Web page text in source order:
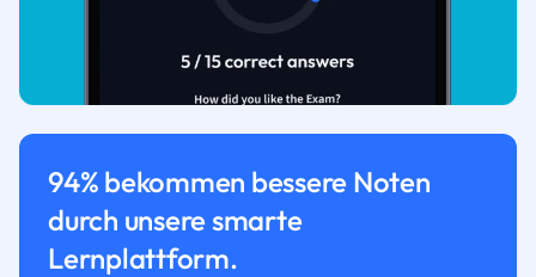
94% bekommen bessere Noten
durch unsere smarte
Lernplattform.